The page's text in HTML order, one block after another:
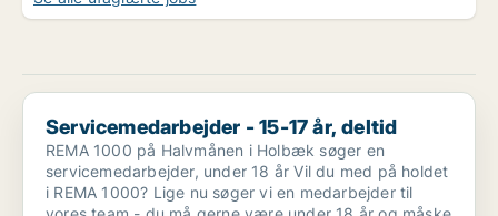
Servicemedarbejder - 15-17 år, deltid
Servicemedarbejder - 15-17 år, deltid
REMA 1000 på Halvmånen i Holbæk søger en
servicemedarbejder, under 18 år Vil du med på holdet
i REMA 1000? Lige nu søger vi en medarbejder til